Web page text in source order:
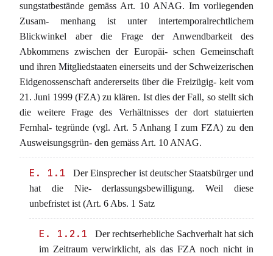
sungstatbestände gemäss Art. 10 ANAG. Im vorliegenden
Zusam- menhang ist unter intertemporalrechtlichem
Blickwinkel aber die Frage der Anwendbarkeit des
Abkommens zwischen der Europäi- schen Gemeinschaft
und ihren Mitgliedstaaten einerseits und der Schweizerischen
Eidgenossenschaft andererseits über die Freizügig- keit vom
21. Juni 1999 (FZA) zu klären. Ist dies der Fall, so stellt sich
die weitere Frage des Verhältnisses der dort statuierten
Fernhal- tegründe (vgl. Art. 5 Anhang I zum FZA) zu den
Ausweisungsgrün- den gemäss Art. 10 ANAG.
E. 1.1
Der Einsprecher ist deutscher Staatsbürger und
hat die Nie- derlassungsbewilligung. Weil diese
unbefristet ist (Art. 6 Abs. 1 Satz
E. 1.2.1
Der rechtserhebliche Sachverhalt hat sich
im Zeitraum verwirklicht, als das FZA noch nicht in